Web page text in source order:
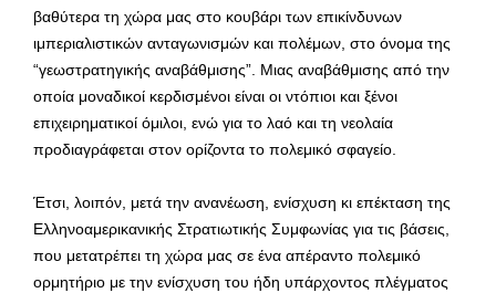
βαθύτερα τη χώρα μας στο κουβάρι των επικίνδυνων
ιμπεριαλιστικών ανταγωνισμών και πολέμων, στο όνομα της
“γεωστρατηγικής αναβάθμισης”. Μιας αναβάθμισης από την
οποία μοναδικοί κερδισμένοι είναι οι ντόπιοι και ξένοι
επιχειρηματικοί όμιλοι, ενώ για το λαό και τη νεολαία
προδιαγράφεται στον ορίζοντα το πολεμικό σφαγείο.
Έτσι, λοιπόν, μετά την ανανέωση, ενίσχυση κι επέκταση της
Ελληνοαμερικανικής Στρατιωτικής Συμφωνίας για τις βάσεις,
που μετατρέπει τη χώρα μας σε ένα απέραντο πολεμικό
ορμητήριο με την ενίσχυση του ήδη υπάρχοντος πλέγματος